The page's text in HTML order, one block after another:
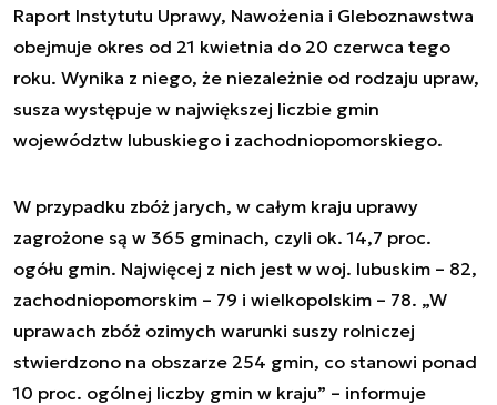
Raport Instytutu Uprawy, Nawożenia i Gleboznawstwa
obejmuje okres od 21 kwietnia do 20 czerwca tego
roku. Wynika z niego, że niezależnie od rodzaju upraw,
susza występuje w największej liczbie gmin
województw lubuskiego i zachodniopomorskiego.
W przypadku zbóż jarych, w całym kraju uprawy
zagrożone są w 365 gminach, czyli ok. 14,7 proc.
ogółu gmin. Najwięcej z nich jest w woj. lubuskim – 82,
zachodniopomorskim – 79 i wielkopolskim – 78. „W
uprawach zbóż ozimych warunki suszy rolniczej
stwierdzono na obszarze 254 gmin, co stanowi ponad
10 proc. ogólnej liczby gmin w kraju” – informuje